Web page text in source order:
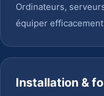
Ordinateurs,
équiper
Installation &